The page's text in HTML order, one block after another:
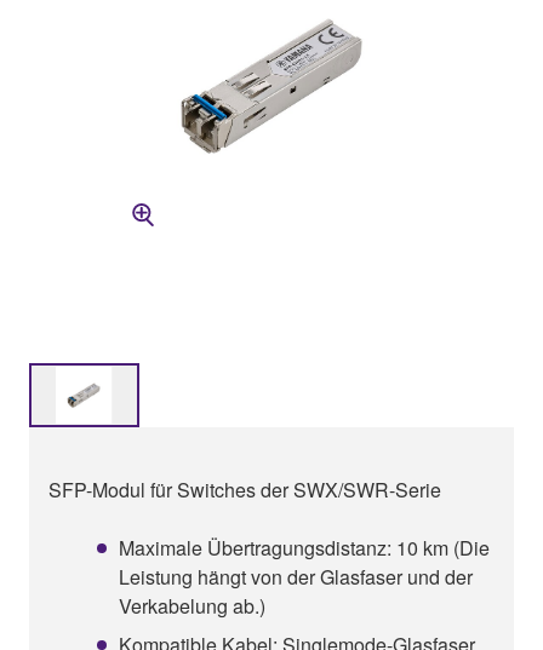
SFP-Modul für Switches der SWX/SWR-Serie
Maximale Übertragungsdistanz: 10 km (Die
Leistung hängt von der Glasfaser und der
Verkabelung ab.)